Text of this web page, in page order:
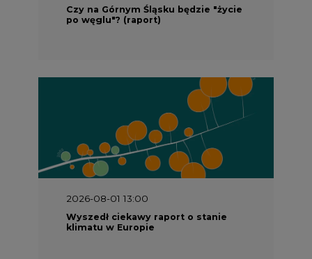
Czy na Górnym Śląsku będzie "życie
po węglu"? (raport)
2026-08-01 13:00
Wyszedł ciekawy raport o stanie
klimatu w Europie